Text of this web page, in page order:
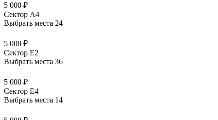
5 000 ₽
Сектор A4
Выбрать места 24
5 000 ₽
Сектор E2
Выбрать места 36
5 000 ₽
Сектор E4
Выбрать места 14